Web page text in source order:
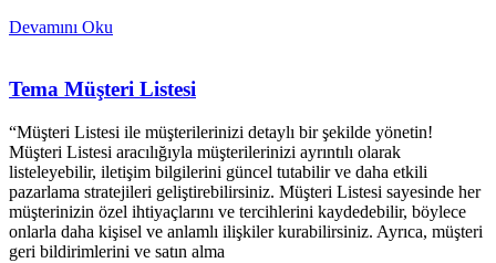
Devamını Oku
Tema Müşteri Listesi
“Müşteri Listesi ile müşterilerinizi detaylı bir şekilde yönetin!
Müşteri Listesi aracılığıyla müşterilerinizi ayrıntılı olarak
listeleyebilir, iletişim bilgilerini güncel tutabilir ve daha etkili
pazarlama stratejileri geliştirebilirsiniz. Müşteri Listesi sayesinde her
müşterinizin özel ihtiyaçlarını ve tercihlerini kaydedebilir, böylece
onlarla daha kişisel ve anlamlı ilişkiler kurabilirsiniz. Ayrıca, müşteri
geri bildirimlerini ve satın alma